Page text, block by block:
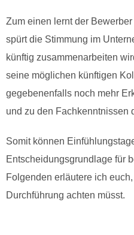
Zum einen lernt der
spürt die Stimmung im
künftig zusammenarbeiten
seine möglichen künftigen
gegebenenfalls noch mehr
und zu den Fachkenntnissen
Somit können
Entscheidungsgrundlage für
Folgenden erläutere ich
Durchführung achten müsst.